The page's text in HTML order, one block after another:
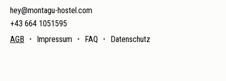
hey@montagu-hostel.com
+43 664 1051595
AGB
Impressum FAQ Datenschutz